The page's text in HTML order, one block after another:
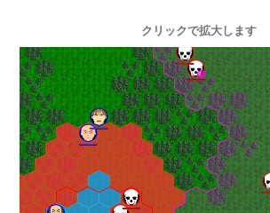
クリックで拡大します